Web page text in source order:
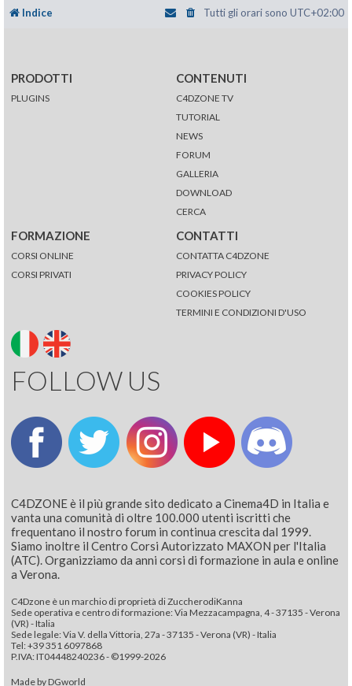
Indice Tutti gli orari sono UTC+02:00
PRODOTTI
PLUGINS
CONTENUTI
C4DZONE TV
TUTORIAL
NEWS
FORUM
GALLERIA
DOWNLOAD
CERCA
FORMAZIONE
CORSI ONLINE
CORSI PRIVATI
CONTATTI
CONTATTA C4DZONE
PRIVACY POLICY
COOKIES POLICY
TERMINI E CONDIZIONI D'USO
FOLLOW US
C4DZONE è il più grande sito dedicato a Cinema4D in Italia e
vanta una comunità di oltre 100.000 utenti iscritti che
frequentano il nostro forum in continua crescita dal 1999.
Siamo inoltre il Centro Corsi Autorizzato MAXON per l'Italia
(ATC). Organizziamo da anni corsi di formazione in aula e online
a Verona.
C4Dzone è un marchio di proprietà di ZuccherodiKanna
Sede operativa e centro di formazione: Via Mezzacampagna, 4 - 37135 - Verona
(VR) - Italia
Sede legale: Via V. della Vittoria, 27a - 37135 - Verona (VR) - Italia
Tel: +39 351 6097868‬
P.IVA: IT04448240236 - ©1999-2026
Made by DGworld